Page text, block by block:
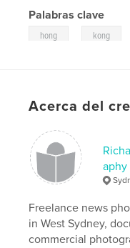
Palabras clave
hong kong
Acerca del
aphy
Freelance news
in West Sydney,
commercial